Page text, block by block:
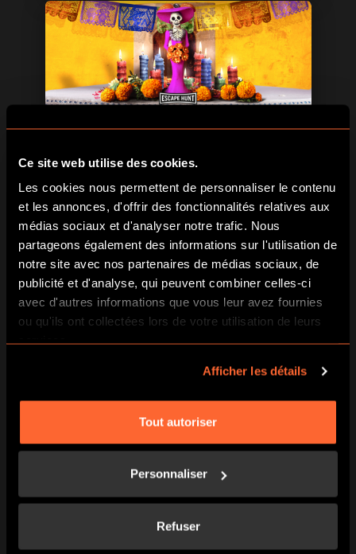
Ce site web utilise des cookies.
Les cookies nous permettent de personnaliser le contenu
et les annonces, d'offrir des fonctionnalités relatives aux
médias sociaux et d'analyser notre trafic. Nous
partageons également des informations sur l'utilisation de
notre site avec nos partenaires de médias sociaux, de
publicité et d'analyse, qui peuvent combiner celles-ci
avec d'autres informations que vous leur avez fournies
ou qu'ils ont collectées lors de votre utilisation de leurs
services.
Afficher les détails
Tout autoriser
Personnaliser
Refuser